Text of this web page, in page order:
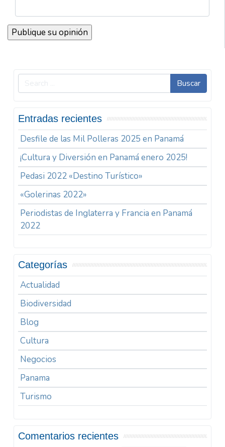
Buscar
Entradas recientes
Desfile de las Mil Polleras 2025 en Panamá
¡Cultura y Diversión en Panamá enero 2025!
Pedasi 2022 «Destino Turístico»
«Golerinas 2022»
Periodistas de Inglaterra y Francia en Panamá
2022
Categorías
Actualidad
Biodiversidad
Blog
Cultura
Negocios
Panama
Turismo
Comentarios recientes